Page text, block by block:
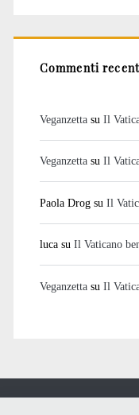
Commenti
Veganzettasu Il
Veganzettasu Il
Paola Drogsu Il
lucasu Il Vaticano
Veganzettasu Il